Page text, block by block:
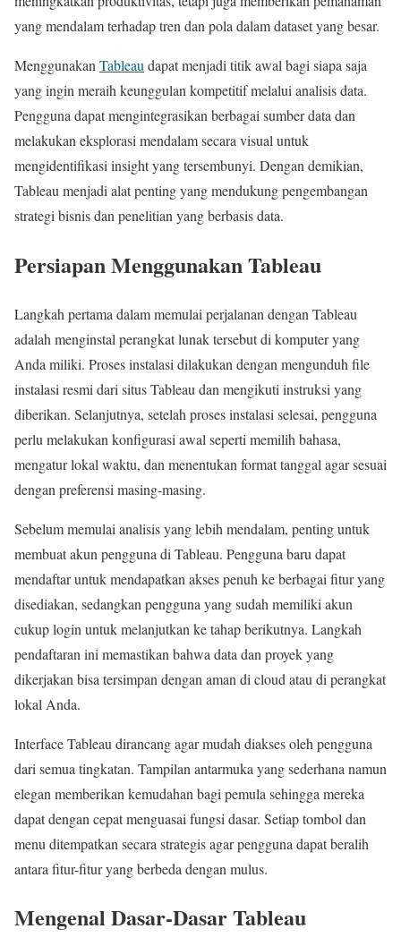
yang mendalam terhadap tren dan pola dalam dataset yang besar.
Menggunakan Tableau dapat menjadi titik awal bagi siapa saja
yang ingin meraih keunggulan kompetitif melalui analisis data.
Pengguna dapat mengintegrasikan berbagai sumber data dan
melakukan eksplorasi mendalam secara visual untuk
mengidentifikasi insight yang tersembunyi. Dengan demikian,
Tableau menjadi alat penting yang mendukung pengembangan
strategi bisnis dan penelitian yang berbasis data.
Persiapan Menggunakan Tableau
Langkah pertama dalam memulai perjalanan dengan Tableau
adalah menginstal perangkat lunak tersebut di komputer yang
Anda miliki. Proses instalasi dilakukan dengan mengunduh file
instalasi resmi dari situs Tableau dan mengikuti instruksi yang
diberikan. Selanjutnya, setelah proses instalasi selesai, pengguna
perlu melakukan konfigurasi awal seperti memilih bahasa,
mengatur lokal waktu, dan menentukan format tanggal agar sesuai
dengan preferensi masing-masing.
Sebelum memulai analisis yang lebih mendalam, penting untuk
membuat akun pengguna di Tableau. Pengguna baru dapat
mendaftar untuk mendapatkan akses penuh ke berbagai fitur yang
disediakan, sedangkan pengguna yang sudah memiliki akun
cukup login untuk melanjutkan ke tahap berikutnya. Langkah
pendaftaran ini memastikan bahwa data dan proyek yang
dikerjakan bisa tersimpan dengan aman di cloud atau di perangkat
lokal Anda.
Interface Tableau dirancang agar mudah diakses oleh pengguna
dari semua tingkatan. Tampilan antarmuka yang sederhana namun
elegan memberikan kemudahan bagi pemula sehingga mereka
dapat dengan cepat menguasai fungsi dasar. Setiap tombol dan
menu ditempatkan secara strategis agar pengguna dapat beralih
antara fitur-fitur yang berbeda dengan mulus.
Mengenal Dasar-Dasar Tableau